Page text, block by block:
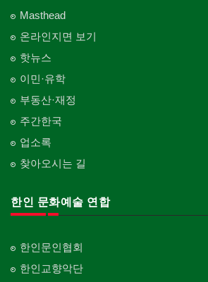
Masthead
온라인지면 보기
핫뉴스
이민·유학
부동산·재정
주간한국
업소록
찾아오시는 길
한인 문화예술 연합
한인문인협회
한인교향악단